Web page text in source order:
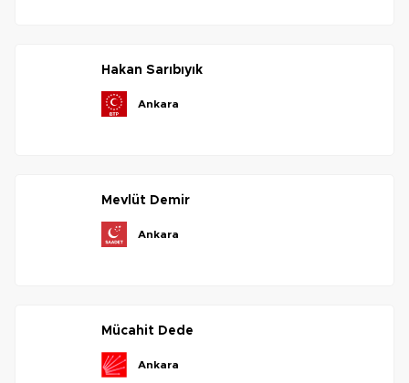
hakan sarıbıyık
ankara
mevlüt demir
ankara
mücahit dede
ankara